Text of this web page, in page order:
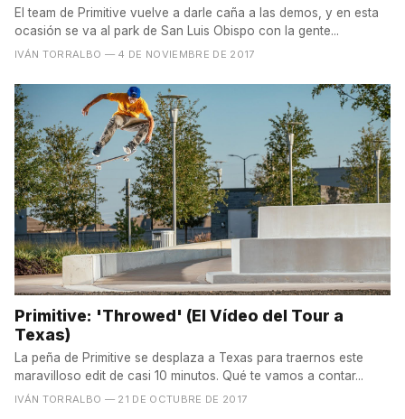
El team de Primitive vuelve a darle caña a las demos, y en esta
ocasión se va al park de San Luis Obispo con la gente...
IVÁN TORRALBO — 4 DE NOVIEMBRE DE 2017
Primitive: 'Throwed' (El Vídeo del Tour a
Texas)
La peña de Primitive se desplaza a Texas para traernos este
maravilloso edit de casi 10 minutos. Qué te vamos a contar...
IVÁN TORRALBO — 21 DE OCTUBRE DE 2017